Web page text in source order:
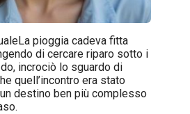
pioggia cadeva fitta
di cercare riparo sotto i
incrociò lo sguardo di
quell’incontro era stato
destino ben più complesso